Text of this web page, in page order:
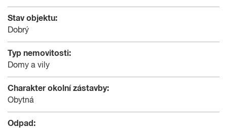
Stav objektu:
Dobrý
Typ nemovitosti:
Domy a vily
Charakter okolní zástavby:
Obytná
Odpad: